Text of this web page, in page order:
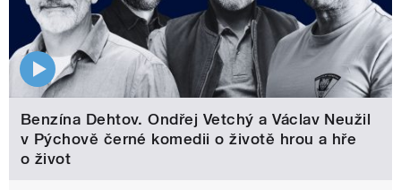
Benzína Dehtov. Ondřej Vetchý a Václav Neužil
v Pýchově černé komedii o životě hrou a hře
o život